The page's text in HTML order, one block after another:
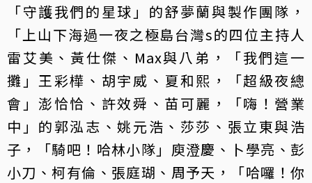
「守護我們的星球」的舒夢蘭與製作團隊，
「上山下海過一夜之極島台灣s的四位主持人
雷艾美、黃仕傑、Max與八弟，「我們這一
攤」王彩樺、胡宇威、夏和熙，「超級夜總
會」澎恰恰、許效舜、苗可麗，「嗨！營業
中」的郭泓志、姚元浩、莎莎、張立東與浩
子，「騎吧！哈林小隊」庾澄慶、卜學亮、彭
小刀、柯有倫、張庭瑚、周予天，「哈囉！你